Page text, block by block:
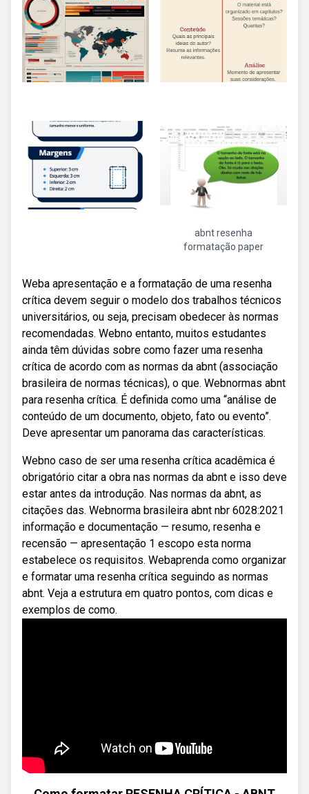
abnt resenha
formatação paper
Weba apresentação e a formatação de uma resenha
crítica devem seguir o modelo dos trabalhos técnicos
universitários, ou seja, precisam obedecer às normas
recomendadas. Webno entanto, muitos estudantes
ainda têm dúvidas sobre como fazer uma resenha
crítica de acordo com as normas da abnt (associação
brasileira de normas técnicas), o que. Webnormas abnt
para resenha crítica. É definida como uma “análise de
conteúdo de um documento, objeto, fato ou evento”.
Deve apresentar um panorama das características.
Webno caso de ser uma resenha crítica acadêmica é
obrigatório citar a obra nas normas da abnt e isso deve
estar antes da introdução. Nas normas da abnt, as
citações das. Webnorma brasileira abnt nbr 6028:2021
informação e documentação — resumo, resenha e
recensão — apresentação 1 escopo esta norma
estabelece os requisitos. Webaprenda como organizar
e formatar uma resenha crítica seguindo as normas
abnt. Veja a estrutura em quatro pontos, com dicas e
exemplos de como.